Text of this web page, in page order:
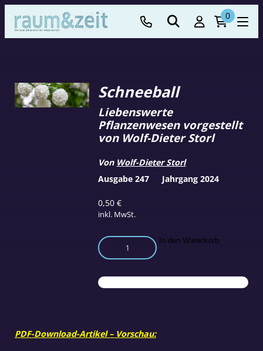
0
Schneeball
0,50€
inkl. MwSt.
Liebenswerte
Pflanzenwesen vorgestellt
von Wolf-Dieter Storl
Von Wolf-Dieter Storl
Schneeball
Menge
In den Warenkorb
Ausgabe 247 Jahrgang 2024
PDF-Download-Artikel – Vorschau: